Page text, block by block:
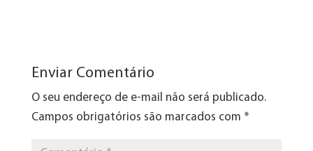
Enviar Comentário
O seu endereço de e-mail não será publicado.
Campos obrigatórios são marcados com *